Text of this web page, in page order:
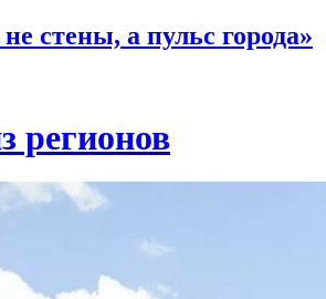
стены, а пульс города»
регионов